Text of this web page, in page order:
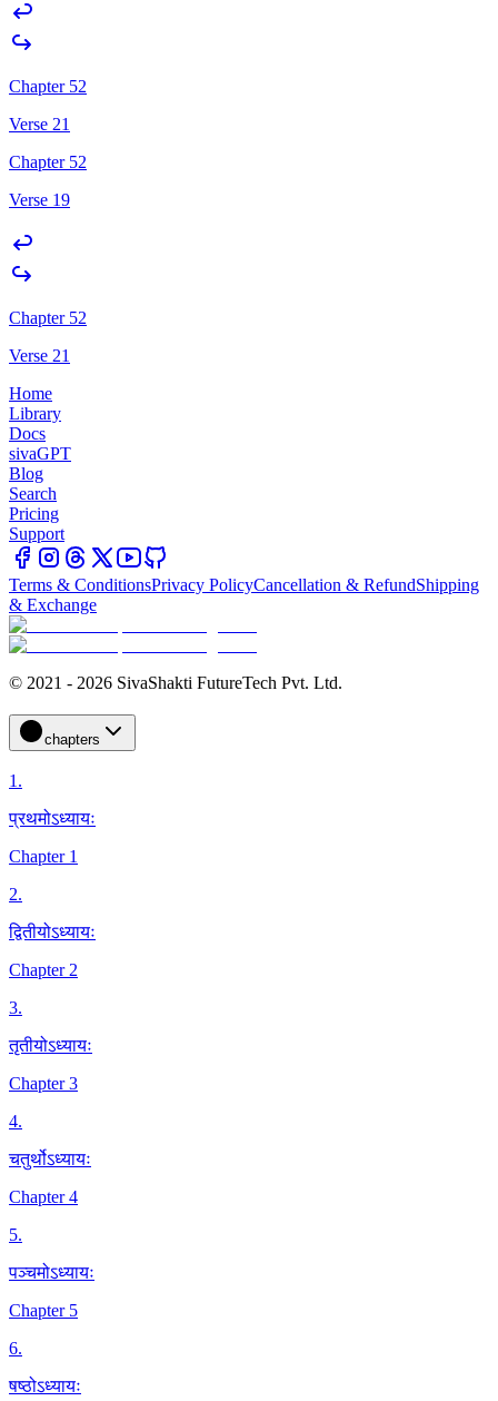
Chapter 52
Verse 21
Chapter 52
Verse 19
Chapter 52
Verse 21
Home
Library
Docs
sivaGPT
Blog
Search
Pricing
Support
Terms & ConditionsPrivacy PolicyCancellation & RefundShipping
& Exchange
© 2021 - 2026 SivaShakti FutureTech Pvt. Ltd.
chapters
1.
प्रथमोऽध्यायः
Chapter 1
2.
द्वितीयोऽध्यायः
Chapter 2
3.
तृतीयोऽध्यायः
Chapter 3
4.
चतुर्थोऽध्यायः
Chapter 4
5.
पञ्चमोऽध्यायः
Chapter 5
6.
षष्ठोऽध्यायः